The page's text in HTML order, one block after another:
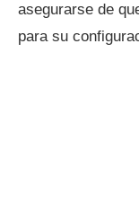
asegurarse de
para su